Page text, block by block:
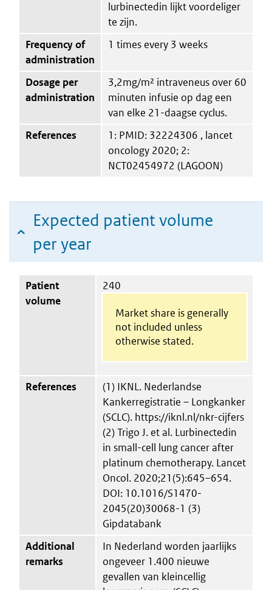
lurbinectedin lijkt voordeliger
te zijn.
Frequency of
administration
1 times every 3 weeks
Dosage per
administration
3,2mg/m² intraveneus over 60
minuten infusie op dag een
van elke 21-daagse cyclus.
References
1: PMID: 32224306 , lancet
oncology 2020; 2:
NCT02454972 (LAGOON)
Expected patient volume
per year
Patient
volume
240
Market share is generally
not included unless
otherwise stated.
References
(1) IKNL. Nederlandse
Kankerregistratie – Longkanker
(SCLC). https://iknl.nl/nkr-cijfers
(2) Trigo J. et al. Lurbinectedin
in small-cell lung cancer after
platinum chemotherapy. Lancet
Oncol. 2020;21(5):645–654.
DOI: 10.1016/S1470-
2045(20)30068-1 (3)
Gipdatabank
Additional
remarks
In Nederland worden jaarlijks
ongeveer 1.400 nieuwe
gevallen van kleincellig